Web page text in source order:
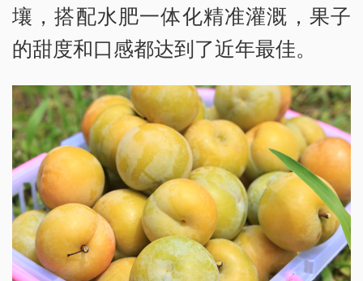
壤，搭配水肥一体化精准灌溉，果子
的甜度和口感都达到了近年最佳。